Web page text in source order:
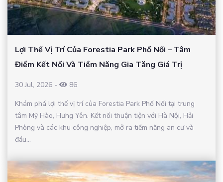
Lợi Thế Vị Trí Của Forestia Park Phố Nối – Tâm
Điểm Kết Nối Và Tiềm Năng Gia Tăng Giá Trị
30 Jul, 2026 -
86
Khám phá lợi thế vị trí của Forestia Park Phố Nối tại trung
tâm Mỹ Hào, Hưng Yên. Kết nối thuận tiện với Hà Nội, Hải
Phòng và các khu công nghiệp, mở ra tiềm năng an cư và
đầu...